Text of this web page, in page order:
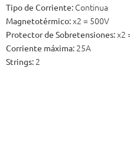
Tipo de Corriente: Continua
Magnetotérmico:x2 = 500V
Protector de Sobretensiones:x2
Corriente máxima: 25A
Strings: 2